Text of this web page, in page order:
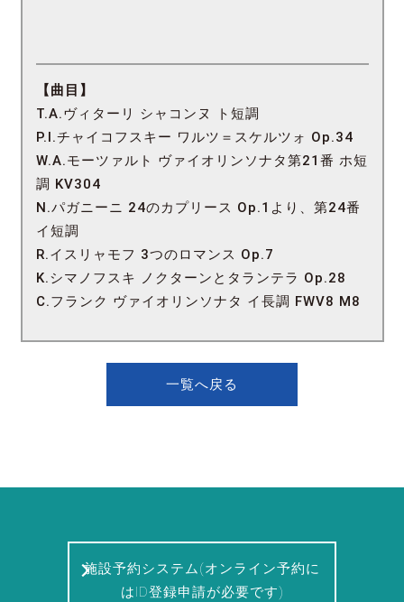
【曲目】
T.A.ヴィターリ シャコンヌ ト短調
P.I.チャイコフスキー ワルツ＝スケルツォ Op.34
W.A.モーツァルト ヴァイオリンソナタ第21番 ホ短
調 KV304
N.パガニーニ 24のカプリース Op.1より、第24番
イ短調
R.イスリャモフ 3つのロマンス Op.7
K.シマノフスキ ノクターンとタランテラ Op.28
C.フランク ヴァイオリンソナタ イ長調 FWV8 M8
一覧へ戻る
施設予約システム(オンライン予約に
はID登録申請が必要です)